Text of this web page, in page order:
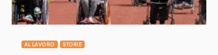
AL LAVORO STORIE